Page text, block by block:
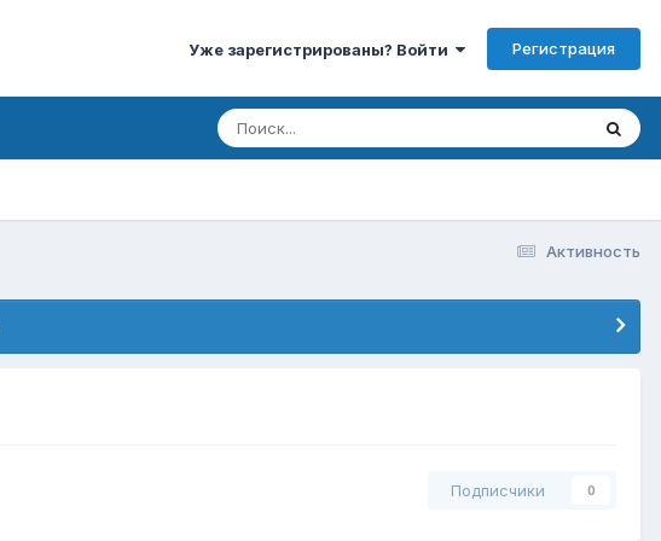
Уже зарегистрированы? Войти Регистрация
Активность
Подписчики 0